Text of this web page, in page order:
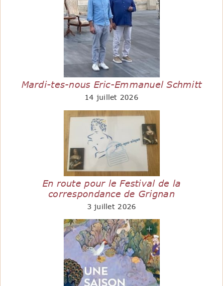
Mardi-tes-nous Eric-Emmanuel Schmitt
14 juillet 2026
En route pour le Festival de la
correspondance de Grignan
3 juillet 2026